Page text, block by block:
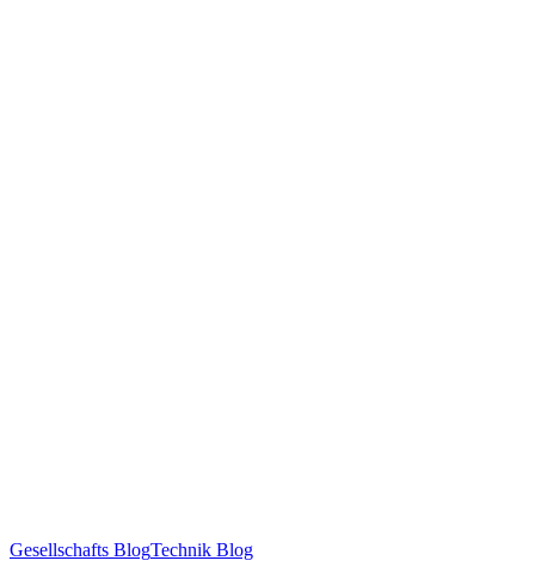
Gesellschafts BlogTechnik Blog